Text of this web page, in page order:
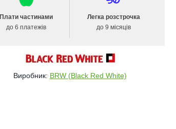
Плати частинами
до 6 платежів
Легка розстрочка
до 9 місяців
Виробник: BRW (Black Red White)